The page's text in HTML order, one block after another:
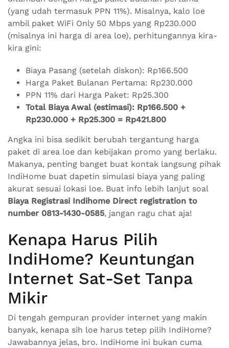
(yang udah termasuk PPN 11%). Misalnya, kalo loe
ambil paket WiFi Only 50 Mbps yang Rp230.000
(misalnya ini harga di area loe), perhitungannya kira-
kira gini:
Biaya Pasang (setelah diskon): Rp166.500
Harga Paket Bulanan Pertama: Rp230.000
PPN 11% dari Harga Paket: Rp25.300
Total Biaya Awal (estimasi): Rp166.500 +
Rp230.000 + Rp25.300 = Rp421.800
Angka ini bisa sedikit berubah tergantung harga
paket di area loe dan kebijakan promo yang berlaku.
Makanya, penting banget buat kontak langsung pihak
IndiHome buat dapetin simulasi biaya yang paling
akurat sesuai lokasi loe. Buat info lebih lanjut soal
Biaya Registrasi Indihome Direct registration to
number 0813-1430-0585, jangan ragu chat aja!
Kenapa Harus Pilih
IndiHome? Keuntungan
Internet Sat-Set Tanpa
Mikir
Di tengah gempuran provider internet yang makin
banyak, kenapa sih loe harus tetep pilih IndiHome?
Jawabannya jelas, bro. IndiHome ini bukan cuma